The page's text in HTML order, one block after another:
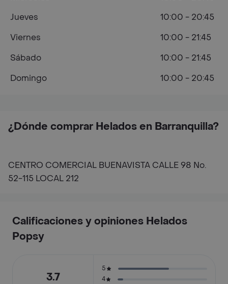
¿Dónde comprar Helados en Barranquilla?
CENTRO COMERCIAL BUENAVISTA CALLE 98 No.
52-115 LOCAL 212
Jueves
10:00 - 20:45
Viernes
10:00 - 21:45
Sábado
10:00 - 21:45
Domingo
10:00 - 20:45
Calificaciones y opiniones Helados
Popsy
3.7
5
4